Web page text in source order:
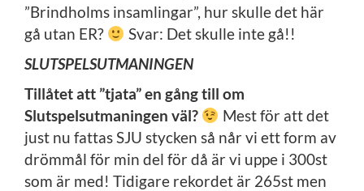
”Brindholms insamlingar”, hur skulle det här
gå utan ER?
Svar: Det skulle inte gå!!
SLUTSPELSUTMANINGEN
Tillåtet att ”tjata” en gång till om
Slutspelsutmaningen väl?
Mest för att det
just nu fattas SJU stycken så når vi ett form av
drömmål för min del för då är vi uppe i 300st
som är med! Tidigare rekordet är 265st men